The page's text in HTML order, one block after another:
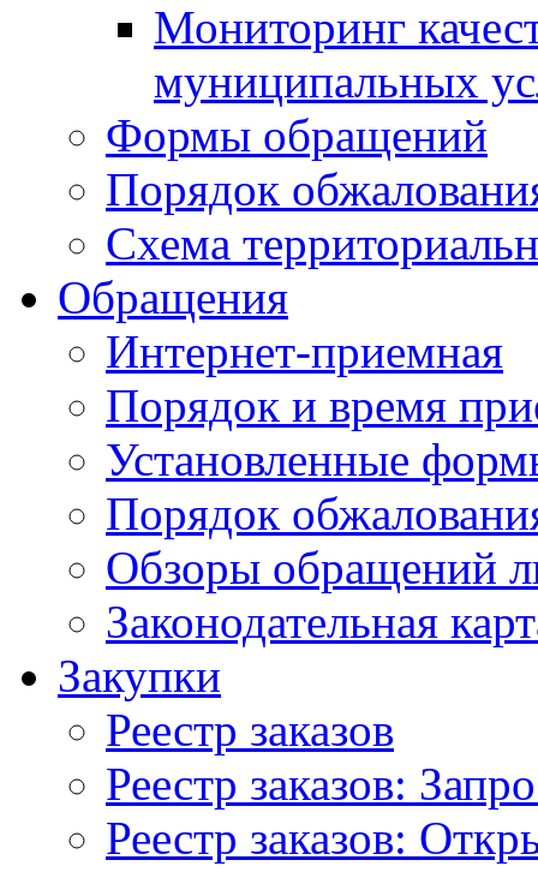
Мониторинг
муниципальных
Формы обращений
Порядок
Схема
Обращения
Интернет-приемная
Порядок и время
Установленные
Порядок
Обзоры обращений
Законодательная
Закупки
Реестр заказов
Реестр заказов:
Реестр заказов: